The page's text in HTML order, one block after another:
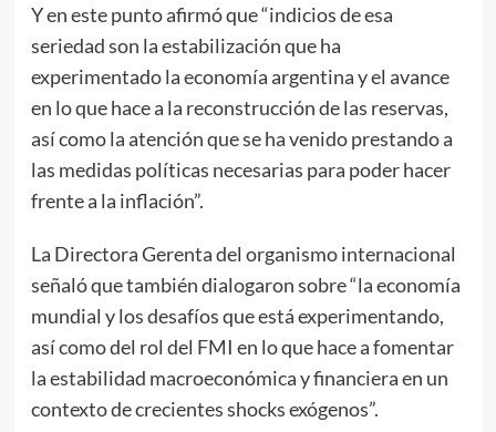
Y en este punto afirmó que “indicios de esa
seriedad son la estabilización que ha
experimentado la economía argentina y el avance
en lo que hace a la reconstrucción de las reservas,
así como la atención que se ha venido prestando a
las medidas políticas necesarias para poder hacer
frente a la inflación”.
La Directora Gerenta del organismo internacional
señaló que también dialogaron sobre “la economía
mundial y los desafíos que está experimentando,
así como del rol del FMI en lo que hace a fomentar
la estabilidad macroeconómica y financiera en un
contexto de crecientes shocks exógenos”.